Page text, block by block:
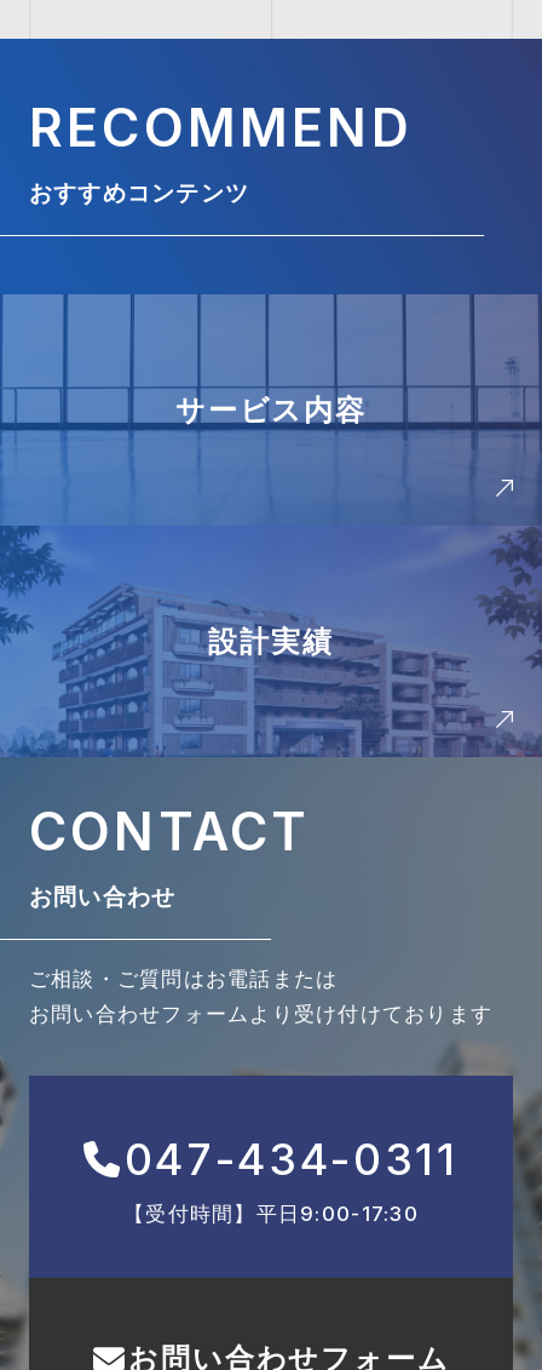
RECOMMEND
おすすめコンテンツ
サービス内容
設計実績
CONTACT
お問い合わせ
ご相談・ご質問はお電話または
お問い合わせフォームより受け付けております
047-434-0311
【受付時間】平日9:00-17:30
お問い合わせフォーム